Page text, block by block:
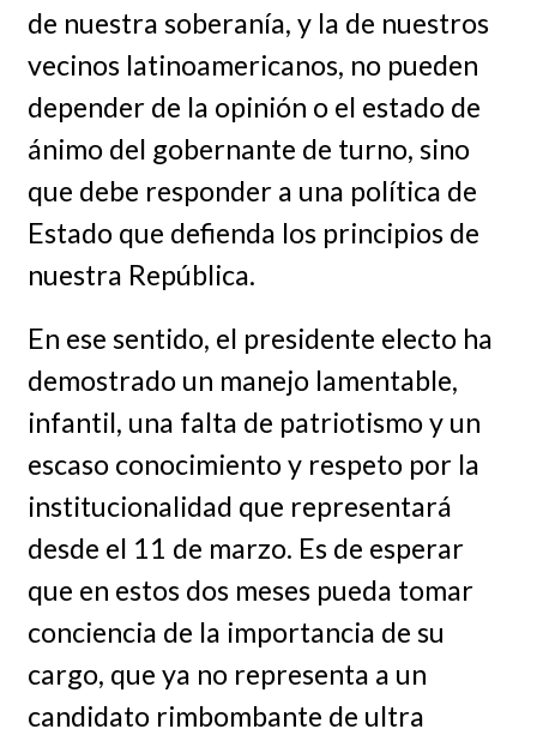
de nuestra soberanía, y la de nuestros
vecinos latinoamericanos, no pueden
depender de la opinión o el estado de
ánimo del gobernante de turno, sino
que debe responder a una política de
Estado que defienda los principios de
nuestra República.
En ese sentido, el presidente electo ha
demostrado un manejo lamentable,
infantil, una falta de patriotismo y un
escaso conocimiento y respeto por la
institucionalidad que representará
desde el 11 de marzo. Es de esperar
que en estos dos meses pueda tomar
conciencia de la importancia de su
cargo, que ya no representa a un
candidato rimbombante de ultra